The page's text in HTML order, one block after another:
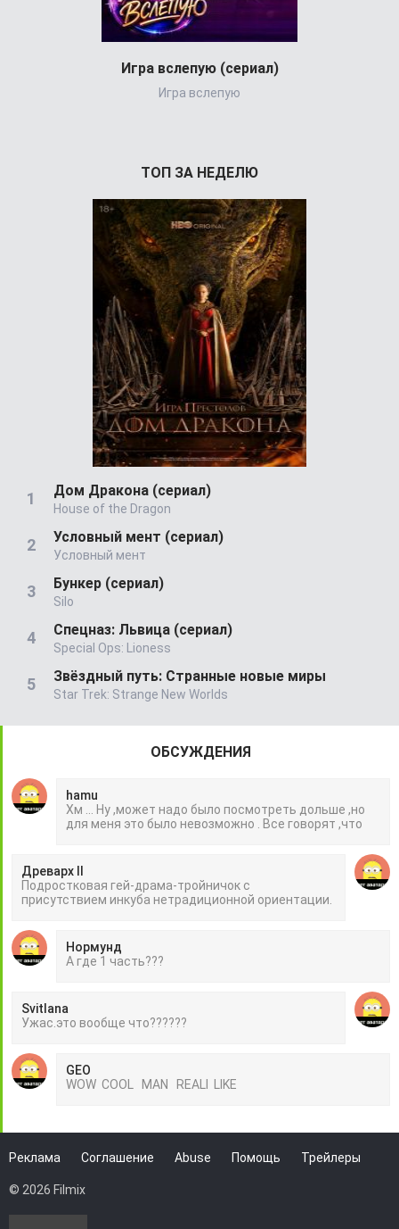
Игра вслепую (сериал)
Игра вслепую
ТОП ЗА НЕДЕЛЮ
Дом Дракона (сериал)
House of the Dragon
Условный мент (сериал)
Условный мент
Бункер (сериал)
Silo
Спецназ: Львица (сериал)
Special Ops: Lioness
Звёздный путь: Странные новые миры
Star Trek: Strange New Worlds
ОБСУЖДЕНИЯ
hamu
Хм ... Ну ,может надо было посмотреть дольше ,но
для меня это было невозможно . Все говорят ,что
Древарх II
Подростковая гей-драма-тройничок с
присутствием инкуба нетрадиционной ориентации.
Нормунд
А где 1 часть???
Svitlana
Ужас.это вообще что??????
GEO
WOW COOL MAN REALI LIKE
Реклама Соглашение Abuse Помощь Трейлеры
© 2026 Filmix